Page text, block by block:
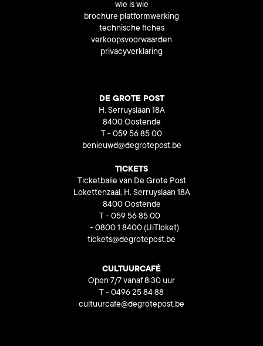
wie is wie
brochure platformwerking
technische fiches
verkoopsvoorwaarden
privacyverklaring
DE GROTE POST
H. Serruyslaan 18A
8400 Oostende
T - 059 56 85 00
benieuwd@degrotepost.be
TICKETS
Ticketbalie van De Grote Post
Lokettenzaal, H. Serruyslaan 18A
8400 Oostende
T - 059 56 85 00
- 0800 1 8400 (UiTloket)
tickets@degrotepost.be
CULTUURCAFÉ
Open 7/7 vanaf 8:30 uur
T - 0496 25 84 88
cultuurcafe@degrotepost.be